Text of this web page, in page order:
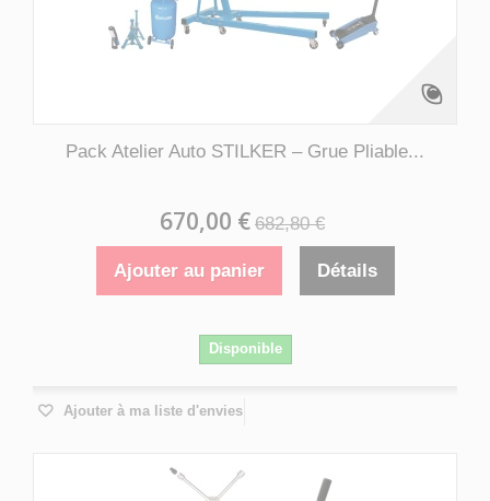
Pack Atelier Auto STILKER – Grue Pliable...
670,00 € 682,80 €
Ajouter au panier Détails
Disponible
Ajouter à ma liste d'envies